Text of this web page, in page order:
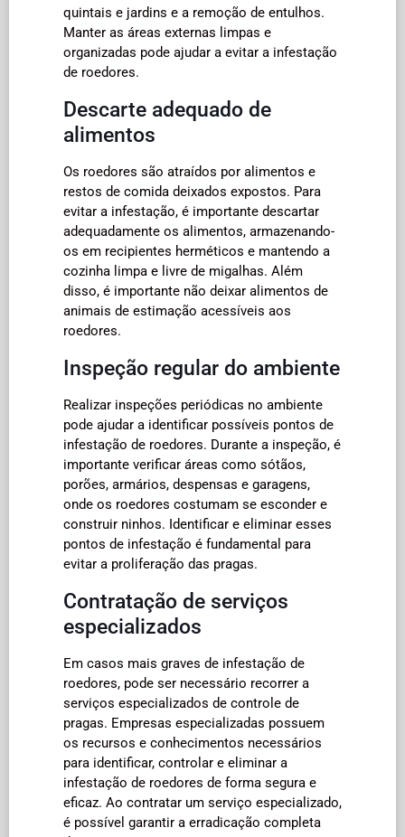
quintais e jardins e a remoção de entulhos.
Manter as áreas externas limpas e
organizadas pode ajudar a evitar a infestação
de roedores.
Descarte adequado de
alimentos
Os roedores são atraídos por alimentos e
restos de comida deixados expostos. Para
evitar a infestação, é importante descartar
adequadamente os alimentos, armazenando-
os em recipientes herméticos e mantendo a
cozinha limpa e livre de migalhas. Além
disso, é importante não deixar alimentos de
animais de estimação acessíveis aos
roedores.
Inspeção regular do ambiente
Realizar inspeções periódicas no ambiente
pode ajudar a identificar possíveis pontos de
infestação de roedores. Durante a inspeção, é
importante verificar áreas como sótãos,
porões, armários, despensas e garagens,
onde os roedores costumam se esconder e
construir ninhos. Identificar e eliminar esses
pontos de infestação é fundamental para
evitar a proliferação das pragas.
Contratação de serviços
especializados
Em casos mais graves de infestação de
roedores, pode ser necessário recorrer a
serviços especializados de controle de
pragas. Empresas especializadas possuem
os recursos e conhecimentos necessários
para identificar, controlar e eliminar a
infestação de roedores de forma segura e
eficaz. Ao contratar um serviço especializado,
é possível garantir a erradicação completa